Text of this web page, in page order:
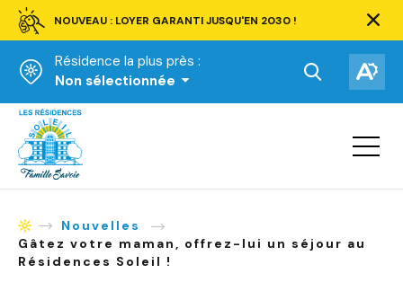
NOUVEAU : LOYER GARANTI JUSQU'EN 2030 !
barre
Résidence la plus près :
Non sélectionnée
Ouvrir
la
recherche.
la
Accueil
Ouvrir
la
AccueilNouvelles
Gâtez votre maman, offrez-lui un séjour au
Résidences Soleil !